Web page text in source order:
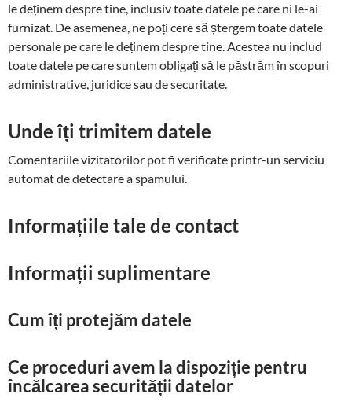
le deținem despre tine, inclusiv toate datele pe care ni le-ai
furnizat. De asemenea, ne poți cere să ștergem toate datele
personale pe care le deținem despre tine. Acestea nu includ
toate datele pe care suntem obligați să le păstrăm în scopuri
administrative, juridice sau de securitate.
Unde îți trimitem datele
Comentariile vizitatorilor pot fi verificate printr-un serviciu
automat de detectare a spamului.
Informațiile tale de contact
Informații suplimentare
Cum îți protejăm datele
Ce proceduri avem la dispoziție pentru
încălcarea securității datelor